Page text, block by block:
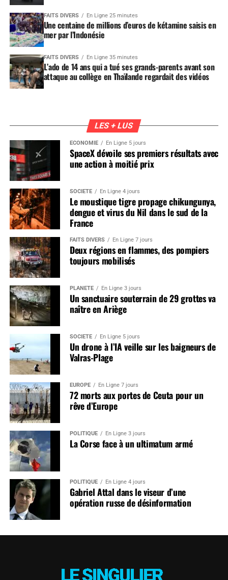
FAITS DIVERS En Ligne 25 minutes
Une centaine de millions d’euros de kétamine saisis en
mer par l’Indonésie
FAITS DIVERS En Ligne 35 minutes
L’ado de 14 ans qui a tué ses grands-parents avant son
attaque au collège en Thaïlande regardait des vidéos
LES + LUS
ÉCONOMIE En Ligne 5 jours
SpaceX dévoile ses premiers résultats avec
une action à moitié prix
SOCIÉTÉ En Ligne 4 jours
Le moustique tigre propage chikungunya,
dengue et virus du Nil dans le sud de la
France
FAITS DIVERS En Ligne 7 jours
Deux régions en flammes, des pompiers
toujours mobilisés
PLANÈTE En Ligne 3 jours
Un sanctuaire souterrain de 29 grottes va
naître en Ariège
SOCIÉTÉ En Ligne 5 jours
Un drone à l’IA veille sur les baigneurs de
Valras-Plage
EUROPE En Ligne 7 jours
72 morts aux portes de Ceuta pour un
rêve d’Europe
POLITIQUE En Ligne 3 jours
La Corse face à un ultimatum armé
POLITIQUE En Ligne 4 jours
Gabriel Attal dans le viseur d’une
opération russe de désinformation